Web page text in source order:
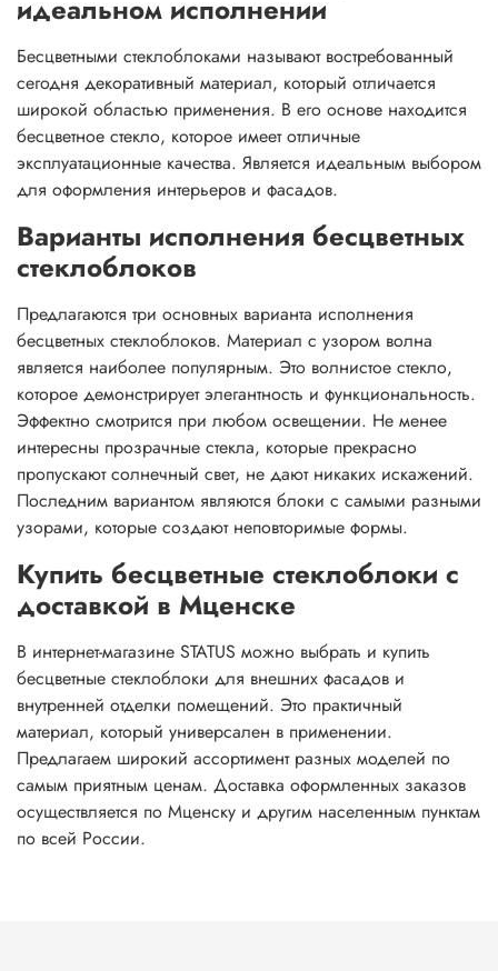
идеальном исполнении
Бесцветными стеклоблоками называют востребованный
сегодня декоративный материал, который отличается
широкой областью применения. В его основе находится
бесцветное стекло, которое имеет отличные
эксплуатационные качества. Является идеальным выбором
для оформления интерьеров и фасадов.
Варианты исполнения бесцветных
стеклоблоков
Предлагаются три основных варианта исполнения
бесцветных стеклоблоков. Материал с узором волна
является наиболее популярным. Это волнистое стекло,
которое демонстрирует элегантность и функциональность.
Эффектно смотрится при любом освещении. Не менее
интересны прозрачные стекла, которые прекрасно
пропускают солнечный свет, не дают никаких искажений.
Последним вариантом являются блоки с самыми разными
узорами, которые создают неповторимые формы.
Купить бесцветные стеклоблоки с
доставкой в Мценске
В интернет-магазине STATUS можно выбрать и купить
бесцветные стеклоблоки для внешних фасадов и
внутренней отделки помещений. Это практичный
материал, который универсален в применении.
Предлагаем широкий ассортимент разных моделей по
самым приятным ценам. Доставка оформленных заказов
осуществляется по Мценску и другим населенным пунктам
по всей России.